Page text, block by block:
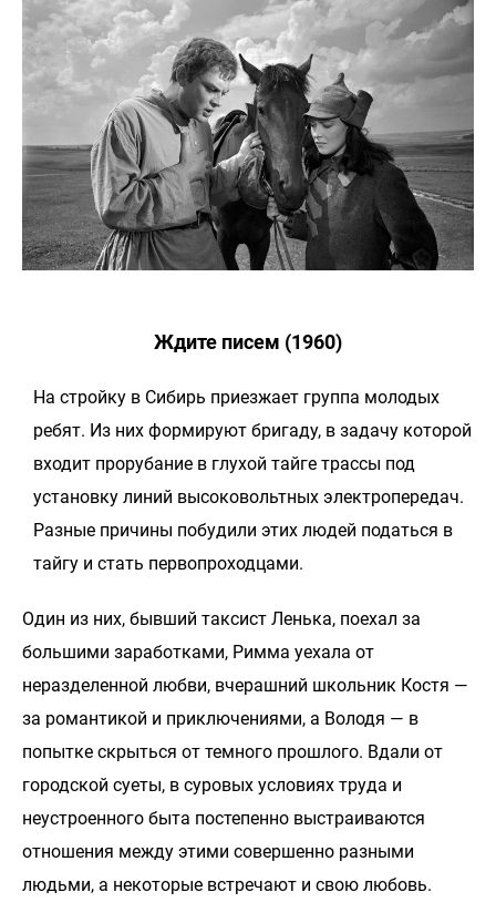
Ждите писем (1960)
На стройку в Сибирь приезжает группа молодых
ребят. Из них формируют бригаду, в задачу которой
входит прорубание в глухой тайге трассы под
установку линий высоковольтных электропередач.
Разные причины побудили этих людей податься в
тайгу и стать первопроходцами.
Один из них, бывший таксист Ленька, поехал за
большими заработками, Римма уехала от
неразделенной любви, вчерашний школьник Костя —
за романтикой и приключениями, а Володя — в
попытке скрыться от темного прошлого. Вдали от
городской суеты, в суровых условиях труда и
неустроенного быта постепенно выстраиваются
отношения между этими совершенно разными
людьми, а некоторые встречают и свою любовь.